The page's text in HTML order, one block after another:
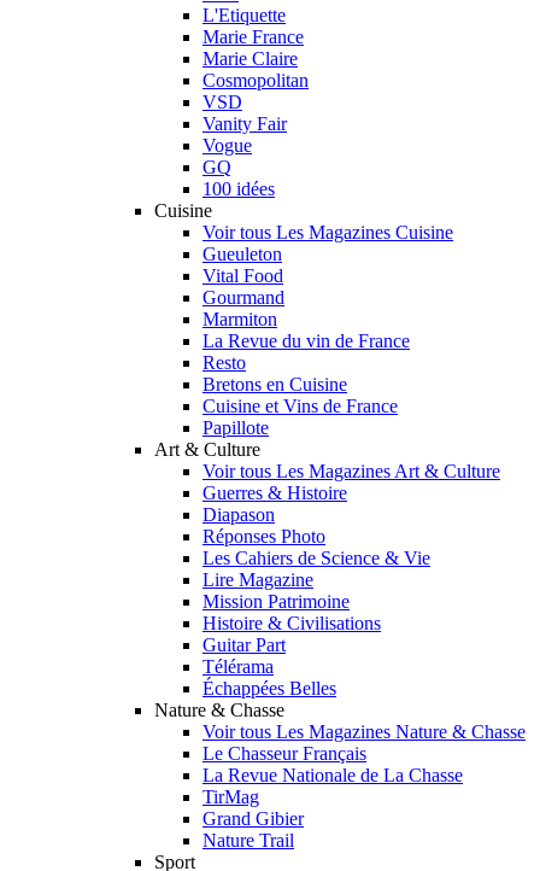
L'Etiquette
Marie France
Marie Claire
Cosmopolitan
VSD
Vanity Fair
Vogue
GQ
100 idées
Cuisine
Voir tous Les Magazines Cuisine
Gueuleton
Vital Food
Gourmand
Marmiton
La Revue du vin de France
Resto
Bretons en Cuisine
Cuisine et Vins de France
Papillote
Art & Culture
Voir tous Les Magazines Art & Culture
Guerres & Histoire
Diapason
Réponses Photo
Les Cahiers de Science & Vie
Lire Magazine
Mission Patrimoine
Histoire & Civilisations
Guitar Part
Télérama
Échappées Belles
Nature & Chasse
Voir tous Les Magazines Nature & Chasse
Le Chasseur Français
La Revue Nationale de La Chasse
TirMag
Grand Gibier
Nature Trail
Sport